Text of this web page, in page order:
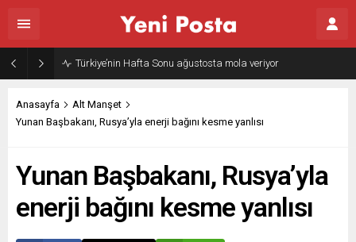
Türkiye’nin Hafta Sonu ağustosta mola veriyor
Anasayfa
Alt Manşet
Yunan Başbakanı, Rusya’yla enerji bağını kesme yanlısı
Yunan Başbakanı, Rusya’yla
enerji bağını kesme yanlısı